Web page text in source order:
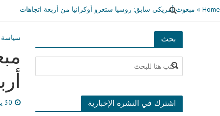
Home
» مبعوث أمريكي سابق: روسيا ستغزو أوكرانيا من أربعة اتجاهات
سياسة
30 يناير، 2022
بحث
اشترك في النشرة الإخبارية